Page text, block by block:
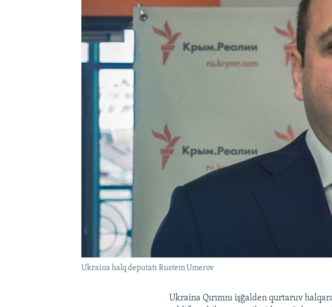
Ukraina halq deputatı Rustem Umerov
Ukraina Qırımnı işğalden qurtaruv